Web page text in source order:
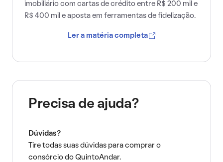
imobiliário com cartas de crédito entre R$ 200 mil e
R$ 400 mil e aposta em ferramentas de fidelização.
Ler a matéria completa
Precisa de ajuda?
Dúvidas?
Tire todas suas dúvidas para comprar o
consórcio do QuintoAndar.